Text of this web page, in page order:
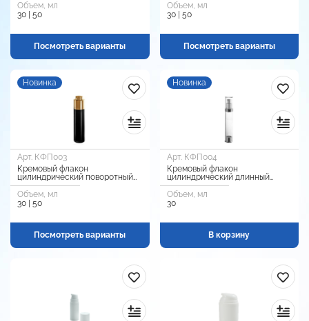
Объем, мл
30 | 50
Посмотреть варианты
Объем, мл
30 | 50
Посмотреть варианты
Новинка
Арт. КФП003
Кремовый флакон
цилиндрический поворотный
премиум
Объем, мл
30 | 50
Посмотреть варианты
Новинка
Арт. КФП004
Кремовый флакон
цилиндрический длинный
премиум
Объем, мл
30
В корзину